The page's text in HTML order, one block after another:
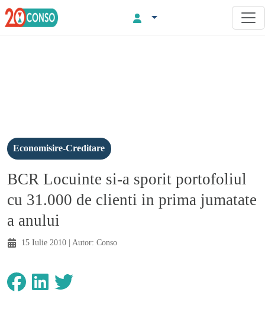
Economisire-Creditare
BCR Locuinte si-a sporit portofoliul
cu 31.000 de clienti in prima jumatate
a anului
15 Iulie 2010 | Autor: Conso